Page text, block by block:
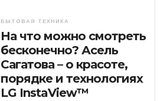
БЫТОВАЯ ТЕХНИКА
На что можно смотреть
бесконечно? Асель
Сагатова – о красоте,
порядке и технологиях
LG InstaView™